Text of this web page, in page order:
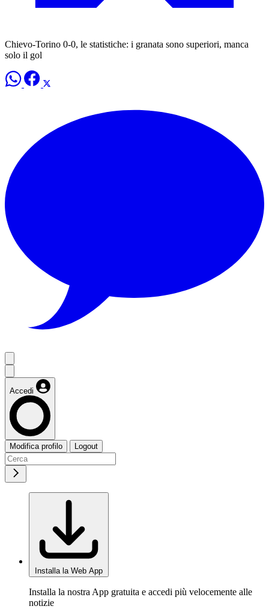
Chievo-Torino 0-0, le statistiche: i granata sono superiori, manca
solo il gol
Accedi
Modifica profilo Logout
Installa la Web App
Installa la nostra App gratuita e accedi più velocemente alle
notizie